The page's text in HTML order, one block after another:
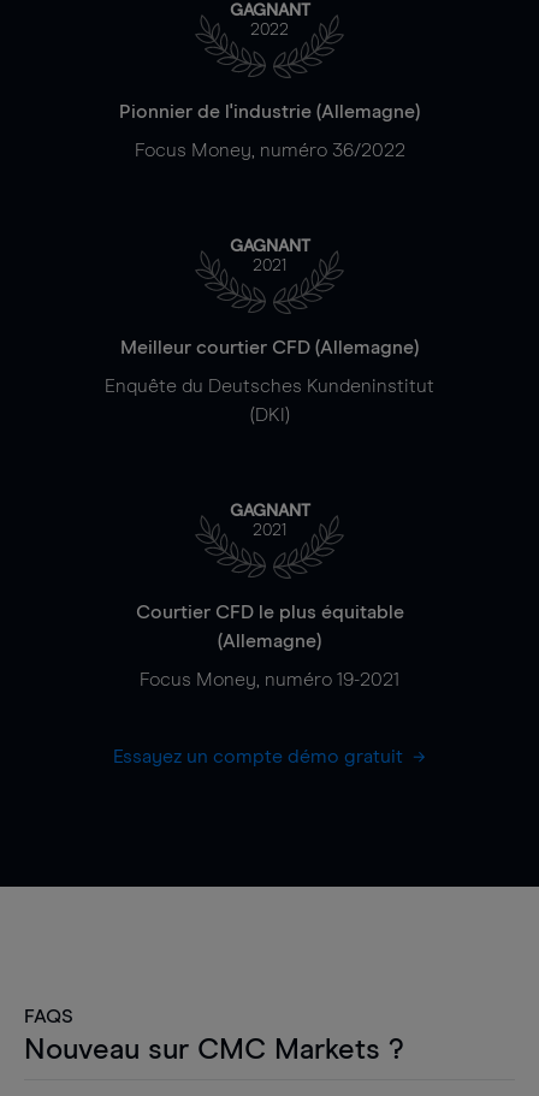
GAGNANT
2022
Pionnier de l'industrie (Allemagne)
Focus Money, numéro 36/2022
GAGNANT
2021
Meilleur courtier CFD (Allemagne)
Enquête du Deutsches Kundeninstitut
(DKI)
GAGNANT
2021
Courtier CFD le plus équitable
(Allemagne)
Focus Money, numéro 19-2021
Essayez un compte démo gratuit
FAQS
Nouveau sur CMC Markets ?